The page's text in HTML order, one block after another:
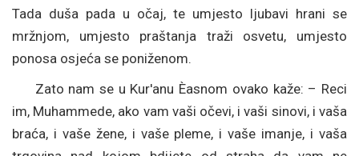
Tada duša pada u očaj, te umjesto ljubavi hrani se
mržnjom, umjesto praštanja traži osvetu, umjesto
ponosa osjeća se poniženom.
Zato nam se u Kur'anu Èasnom ovako kaže: – Reci
im, Muhammede, ako vam vaši očevi, i vaši sinovi, i vaša
braća, i vaše žene, i vaše pleme, i vaše imanje, i vaša